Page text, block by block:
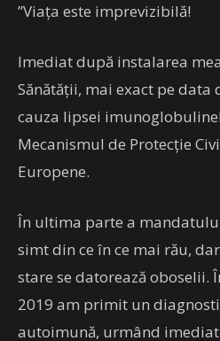
”Viața este imprevizibilă!
Imediat după instalarea
Sănătății, mai exact pe data
cauza lipsei
Mecanismul de Protecție
Europene.
În ultima parte a
simt din ce în ce mai rău,
stare se datorează oboselii.
2019 am primit un
autoimună, urmând